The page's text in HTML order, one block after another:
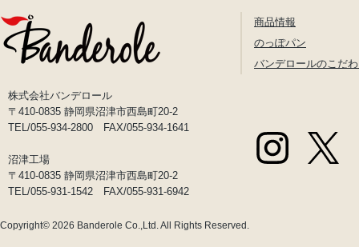
株式会社バンデロール
〒410-0835 静岡県沼津市西島町20-2
TEL/055-934-2800 FAX/055-934-1641
沼津工場
〒410-0835 静岡県沼津市西島町20-2
TEL/055-931-1542 FAX/055-931-6942
商品情報
のっぽパン
バンデロールのこだ
Copyright© 2026 Banderole Co.,Ltd.All Rights Reserved.